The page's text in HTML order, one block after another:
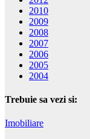
2010
2009
2008
2007
2006
2005
2004
Trebuie sa vezi si:
Imobiliare